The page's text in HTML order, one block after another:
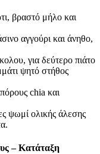
βραστό μήλο και
αγγούρι και άνηθο,
για δεύτερο πιάτο
ψητό στήθος
chia και
ψωμί ολικής άλεσης
– Κατάταξη